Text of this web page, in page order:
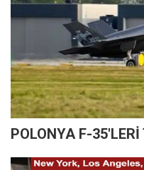
POLONYA F-35'LERİ